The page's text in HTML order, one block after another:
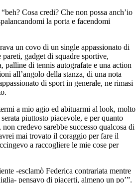
Cosa credi? Che non possa anch’io
la porta e facendomi
un covo di un single appassionato di
gadget di squadre sportive,
palline di tennis autografate e una action
all’angolo della stanza, di una nota
di sport in generale, ne rimasi
a mio agio ed abituarmi al look, molto
piuttosto piacevole, e per quanto
credevo sarebbe successo qualcosa di
mai trovato il coraggio per fare il
a raccogliere le mie cose per
-esclamò Federica contrariata mentre
pensavo di piacerti, almeno un po’”.